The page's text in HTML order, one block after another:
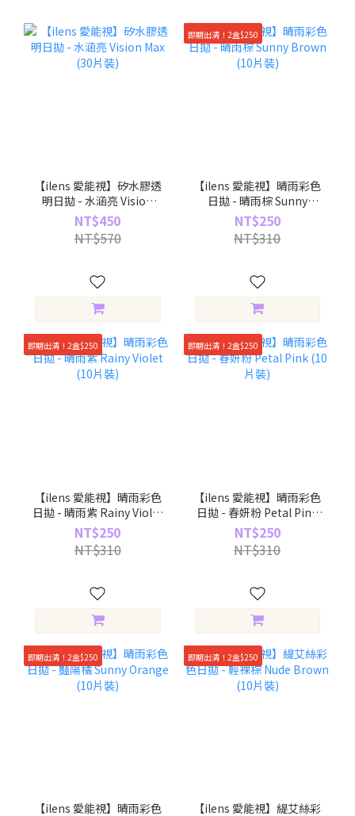
【ilens 愛能視】矽水膠透
明日拋 - 水涵亮 Vision
Max (30片裝)
NT$450
NT$570
即期出清！2盒$250
【ilens 愛能視】晴雨彩色
日拋 - 晴雨棕 Sunny
Brown (10片裝)
NT$250
NT$310
即期出清！2盒$250
【ilens 愛能視】晴雨彩色
日拋 - 晴雨紫 Rainy Violet
(10片裝)
NT$250
NT$310
即期出清！2盒$250
【ilens 愛能視】晴雨彩色
日拋 - 春妍粉 Petal Pink
(10片裝)
NT$250
NT$310
即期出清！2盒$250
【ilens 愛能視】晴雨彩色
即期出清！2盒$250
【ilens 愛能視】緹艾絲彩